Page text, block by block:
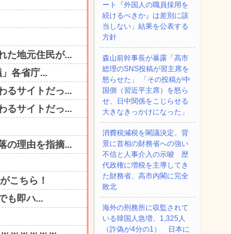
ート『外国人の職員採用を
続けるべきか』は差別に該
当しない」結果を公表する
方針
森山前幹事長が暴露「高市
総理のSNS投稿が習主席を
怒らせた」 「その投稿が中
国側（習近平主席）を怒ら
せ、日中関係をこじらせる
大きなきっかけになった」
消費税減税を閣議決定、背
景に首相の財務省への強い
不信と人事介入の示唆 歴
代政権に増税を主導してき
た財務省、高市内閣に完全
敗北
海外の刑務所に収監されて
いる韓国人急増、1,325人
（詐偽が4分の1） 日本に